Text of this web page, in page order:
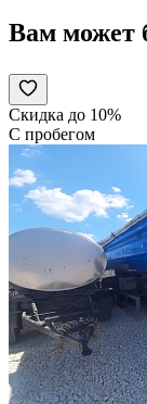
Вам может
Скидка до 10%
С пробегом